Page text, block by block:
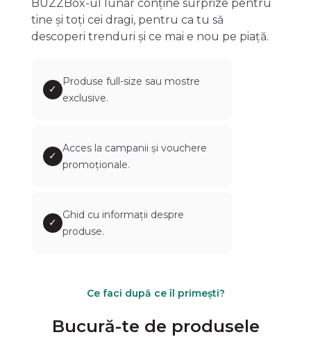
BUZZBox-ul lunar conține surprize pentru
tine și toți cei dragi, pentru ca tu să
descoperi trenduri și ce mai e nou pe piață.
✓
Produse full-size sau mostre
exclusive.
✓
Acces la campanii și vouchere
promoționale.
✓
Ghid cu informații despre
produse.
Ce faci după ce îl primești?
Bucură-te de produsele